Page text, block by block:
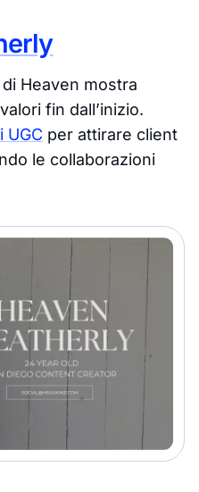
Heaven mostra
fin dall’inizio.
UGC per attirare client
le collaborazioni